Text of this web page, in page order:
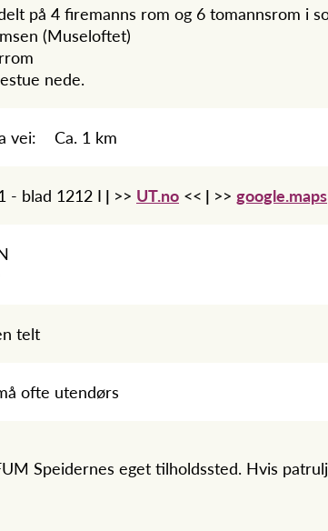
på 4 firemanns rom og 6 tomannsrom i
(Museloftet)
nede.
vei: Ca. 1 km
- blad 1212 I | >> UT.no << | >> google.maps
telt
ofte utendørs
Speidernes eget tilholdssted. Hvis